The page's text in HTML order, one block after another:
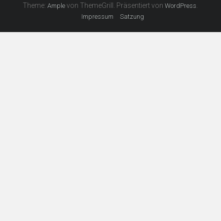
Theme:Ample von ThemeGrill. Präsentiert vonWordPress
Impressum Satzung